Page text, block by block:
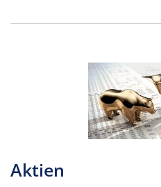
Aktien